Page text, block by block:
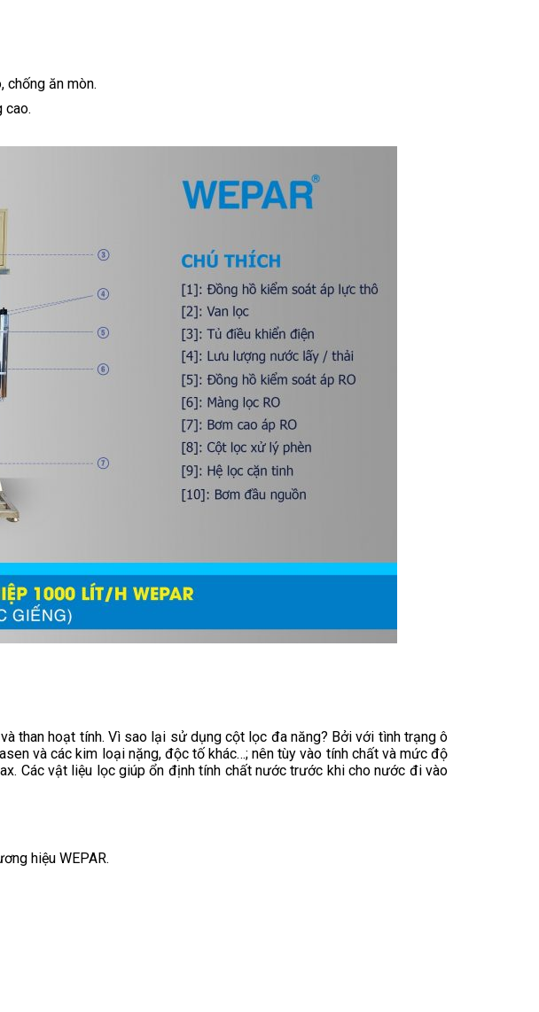
chống ăn mòn.
cao.
than hoạt tính. Vì sao lại sử dụng cột lọc đa năng? Bởi với tình trạng ô
và các kim loại nặng, độc tố khác…; nên tùy vào tính chất và mức độ
Các vật liệu lọc giúp ổn định tính chất nước trước khi cho nước đi vào
hiệu WEPAR.